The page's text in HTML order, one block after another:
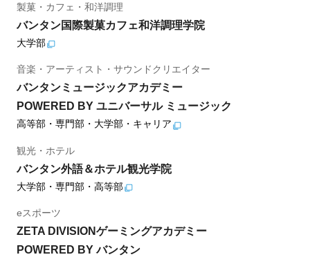
製菓・カフェ・和洋調理
バンタン国際製菓カフェ和洋調理学院
大学部
音楽・アーティスト・サウンドクリエイター
バンタンミュージックアカデミー
POWERED BY ユニバーサル ミュージック
高等部・専門部・大学部・キャリア
観光・ホテル
バンタン外語＆ホテル観光学院
大学部・専門部・高等部
eスポーツ
ZETA DIVISIONゲーミングアカデミー
POWERED BY バンタン